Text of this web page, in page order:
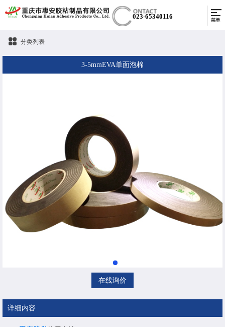
023-65340116
分类列表
3-5mmEVA单面泡棉
在线询价
详细内容